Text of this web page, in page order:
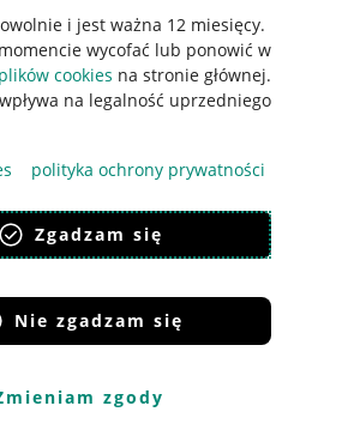
i jest ważna 12 miesięcy.
wycofać lub ponowić w
cookies na stronie głównej.
na legalność uprzedniego
polityka ochrony prywatności
Zgadzam się
Nie zgadzam się
zgody
oznacza akceptacjęregulaminu